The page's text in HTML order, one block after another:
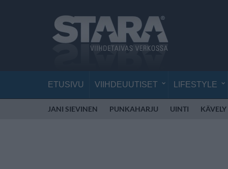
ETUSIVU VIIHDEUUTISET LIFESTYLE
JANI SIEVINEN PUNKAHARJU UINTI KÄVELY